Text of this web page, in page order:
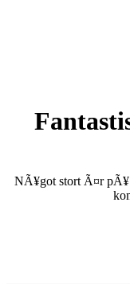
NÃ¥got stort Ã¤r